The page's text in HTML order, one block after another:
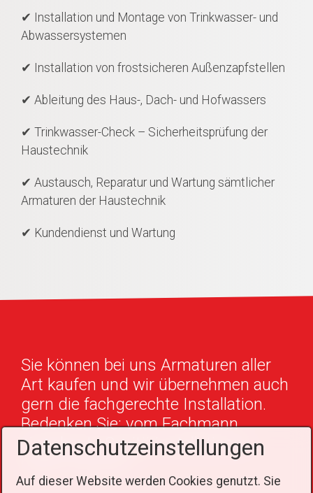
✔ Installation und Montage von Trinkwasser- und
Abwassersystemen
✔ Installation von frostsicheren Außenzapfstellen
✔ Ableitung des Haus-, Dach- und Hofwassers
✔ Trinkwasser-Check – Sicherheitsprüfung der
Haustechnik
✔ Austausch, Reparatur und Wartung sämtlicher
Armaturen der Haustechnik
✔ Kundendienst und Wartung
Sie können bei uns Armaturen aller
Art kaufen und wir übernehmen auch
gern die fachgerechte Installation.
Bedenken Sie: vom Fachmann
eingebaute Sanitärinstallationen
Datenschutzeinstellungen
Auf dieser Website werden Cookies genutzt. Sie